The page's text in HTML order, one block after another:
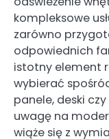
kompleksowe
zarówno
odpowiednich
istotny element
wybierać
panele, deski
uwagę na
wiąże się z